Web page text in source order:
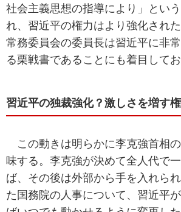
社会主義思想の指導により」とい
れ、習近平の権力はより強化され
常務委員会の委員長は習近平に非
る栗戦書であることにも着目してお
習近平の独裁強化？激しさを増す
この動きは明らかに李克強首相
味する。李克強が決めて全人代で
ば、その後は外部から手を入れら
た国務院の人事について、習近平